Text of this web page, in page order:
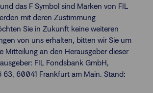
das F Symbol sind Marken von FIL
mit deren Zustimmung
Sie in Zukunft keine weiteren
von uns erhalten, bitten wir Sie um
Mitteilung an den Herausgeber dieser
FIL Fondsbank GmbH,
63, 60041 Frankfurt am Main. Stand: